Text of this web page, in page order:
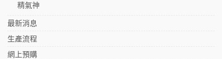
精氣神
最新消息
生產流程
網上預購